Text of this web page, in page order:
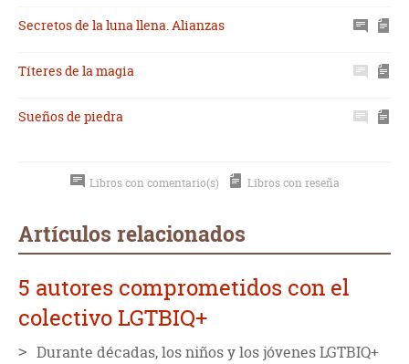
Secretos de la luna llena. Alianzas
Títeres de la magia
Sueños de piedra
Libros con comentario(s) Libros con reseña
Artículos relacionados
5 autores comprometidos con el
colectivo LGTBIQ+
Durante décadas, los niños y los jóvenes LGTBIQ+